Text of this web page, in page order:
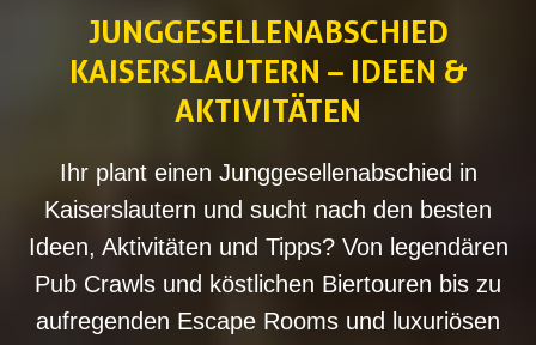
JUNGGESELLENABSCHIED
KAISERSLAUTERN – IDEEN &
AKTIVITÄTEN
Ihr plant einen Junggesellenabschied in
Kaiserslautern und sucht nach den besten
Ideen, Aktivitäten und Tipps? Von legendären
Pub Crawls und köstlichen Biertouren bis zu
aufregenden Escape Rooms und luxuriösen